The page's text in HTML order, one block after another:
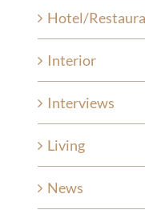
Hotel/
Interior
Interviews
Living
News